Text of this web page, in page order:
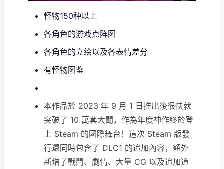
怪物150种以上
各角色的游戏点阵图
各角色的立绘以及各表情差分
有怪物图鉴
本作品於 2023 年 9 月 1 日推出後很快就
突破了 10 萬套大關，作為年度神作終於登
上 Steam 的國際舞台！這次 Steam 版發
行還同時包含了 DLC1 的追加內容，額外
新增了戰鬥、劇情、大量 CG 以及追加道